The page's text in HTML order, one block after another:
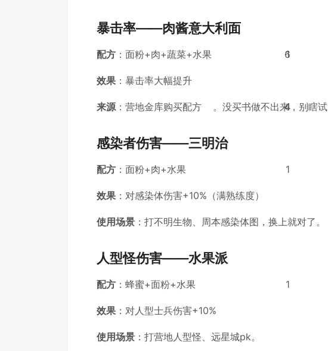
暴击率——肉酱意大利面
配方 ：面粉+肉+蔬菜+水果 1
6
效果 ：暴击率大幅提升
来源：营地金库购买配方 4
。没买书做不出来，别瞎试
4
感染者伤害——三明治
配方 ：面粉+肉+水果 1
效果 ：对感染体伤害+10%（满熟练度）
使用场景 ：打不明生物、周本感染体图，换上就对了。
人型怪伤害——水果派
配方 ：蜂蜜+面粉+水果 1
效果 ：对人型士兵伤害+10%
使用场景 ：打营地人型怪、远星城pk。